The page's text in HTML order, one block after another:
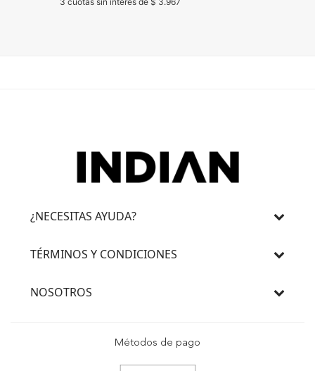
¿NECESITAS AYUDA?
TÉRMINOS Y CONDICIONES
NOSOTROS
Métodos de pago